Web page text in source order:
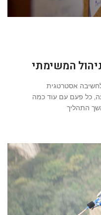
המשימתי
לחשיבה אסטרטגית
כל פעם עם עוד כמה
התהליך